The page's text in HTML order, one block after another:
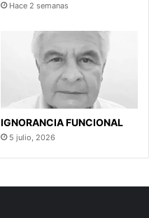
Hace 2 semanas
IGNORANCIA FUNCIONAL
5 julio, 2026